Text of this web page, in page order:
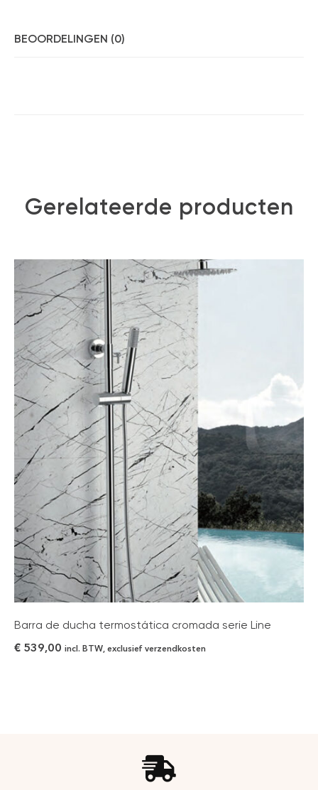
BEOORDELINGEN (0)
Gerelateerde producten
Barra de ducha termostática cromada serie Line
€ 539,00 incl. BTW, exclusief verzendkosten